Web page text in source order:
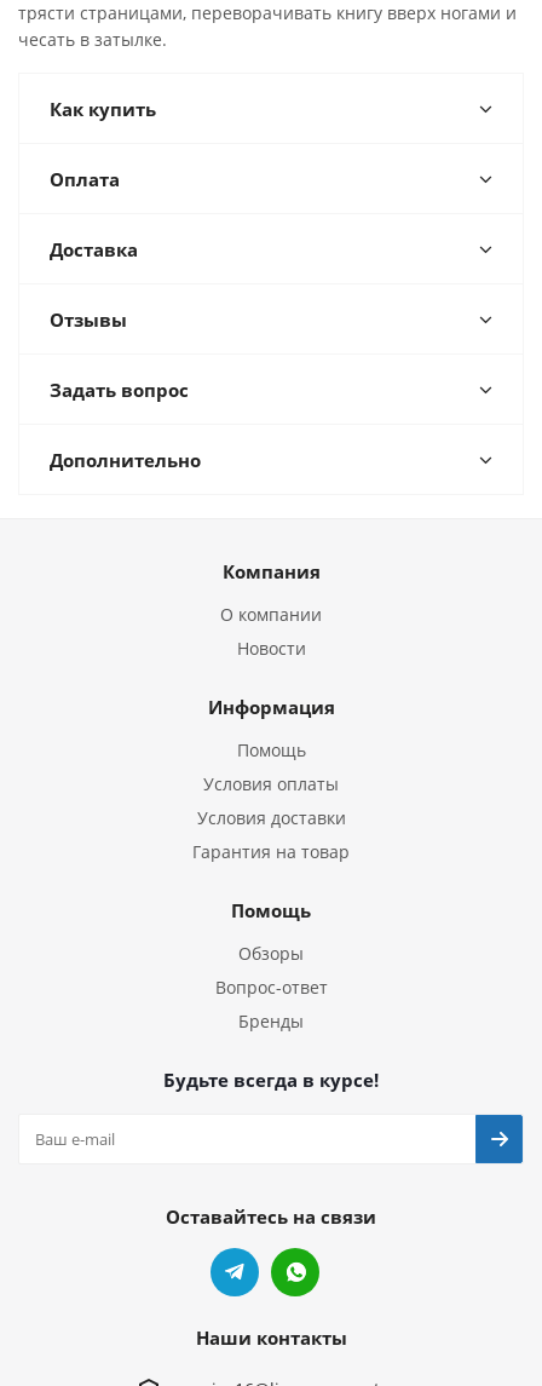
трясти страницами, переворачивать книгу вверх ногами и
чесать в затылке.
Как купить
Оплата
Доставка
Отзывы
Задать вопрос
Дополнительно
Компания
О компании
Новости
Информация
Помощь
Условия оплаты
Условия доставки
Гарантия на товар
Помощь
Обзоры
Вопрос-ответ
Бренды
Будьте всегда в курсе!
Оставайтесь на связи
Наши контакты